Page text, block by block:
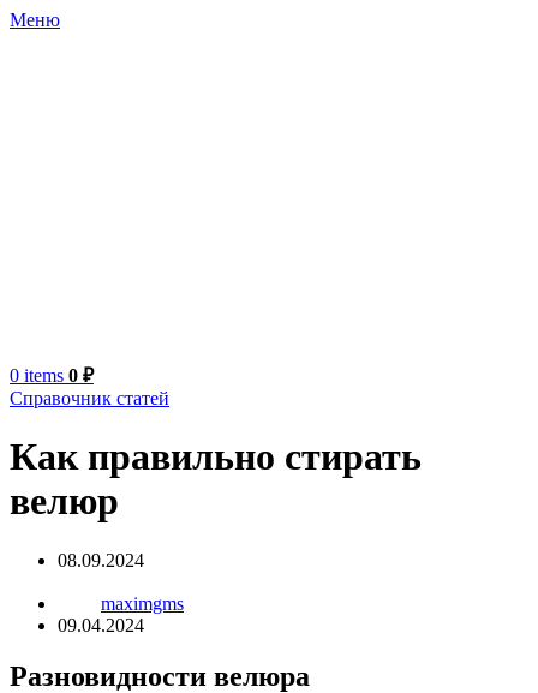
Меню
0 items 0 ₽
Справочник статей
Как правильно стирать
велюр
08.09.2024
maximgms
09.04.2024
Разновидности велюра